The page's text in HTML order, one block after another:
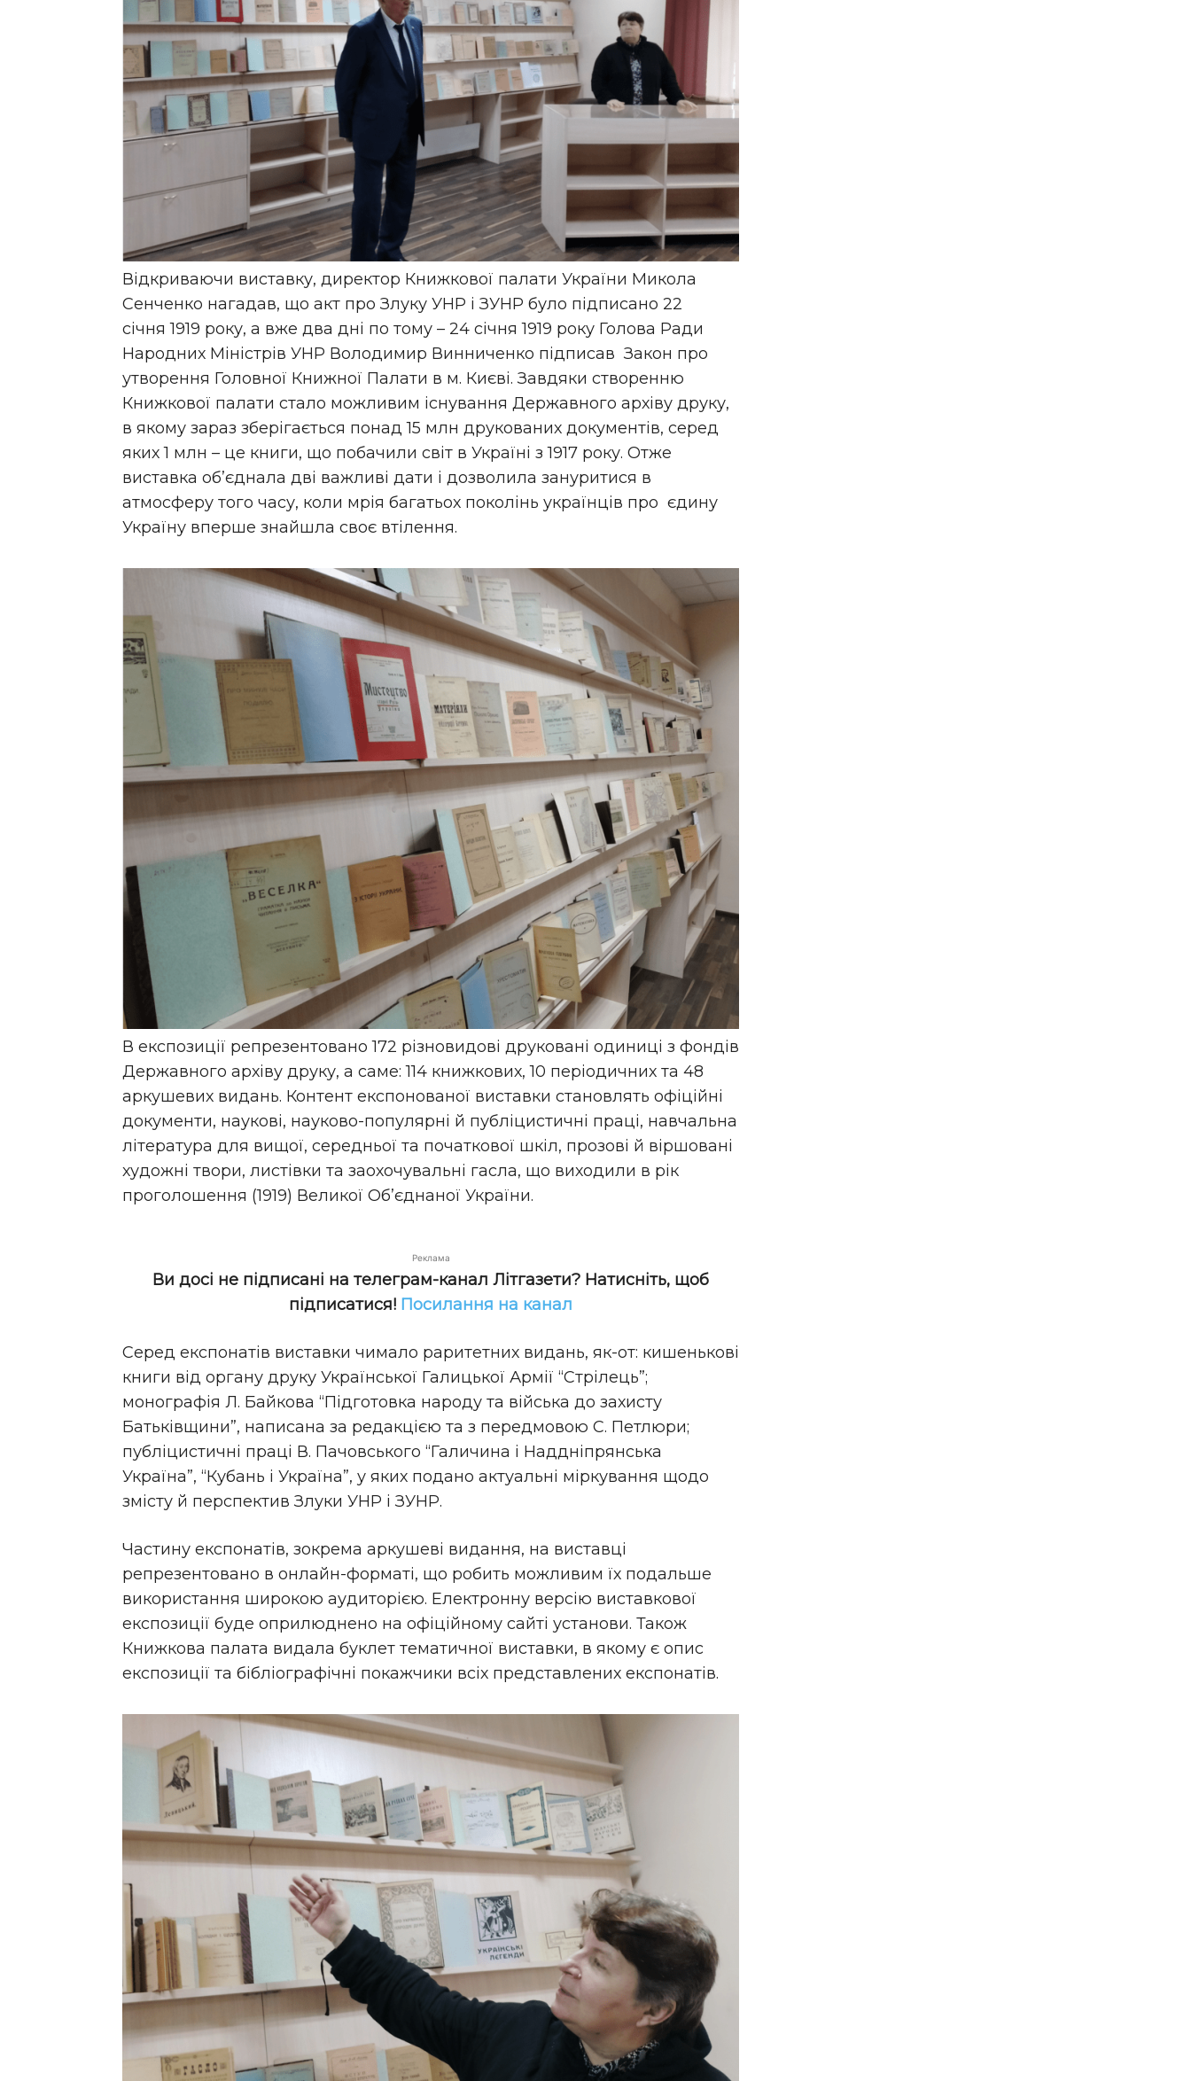
Відкриваючи виставку, директор Книжкової палати України Микола
Сенченко нагадав, що акт про Злуку УНР і ЗУНР було підписано 22
січня 1919 року, а вже два дні по тому – 24 січня 1919 року Голова Ради
Народних Міністрів УНР Володимир Винниченко підписав Закон про
утворення Головної Книжної Палати в м. Києві. Завдяки створенню
Книжкової палати стало можливим існування Державного архіву друку,
в якому зараз зберігається понад 15 млн друкованих документів, серед
яких 1 млн – це книги, що побачили світ в Україні з 1917 року. Отже
виставка об’єднала дві важливі дати і дозволила зануритися в
атмосферу того часу, коли мрія багатьох поколінь українців про єдину
Україну вперше знайшла своє втілення.
В експозиції репрезентовано 172 різновидові друковані одиниці з фондів
Державного архіву друку, а саме: 114 книжкових, 10 періодичних та 48
аркушевих видань. Контент експонованої виставки становлять офіційні
документи, наукові, науково-популярні й публіцистичні праці, навчальна
література для вищої, середньої та початкової шкіл, прозові й віршовані
художні твори, листівки та заохочувальні гасла, що виходили в рік
проголошення (1919) Великої Об’єднаної України.
Реклама
Ви досі не підписані на телеграм-канал Літгазети? Натисніть, щоб
підписатися! Посилання на канал
Серед експонатів виставки чимало раритетних видань, як-от: кишенькові
книги від органу друку Української Галицької Армії “Стрілець”;
монографія Л. Байкова “Підготовка народу та війська до захисту
Батьківщини”, написана за редакцією та з передмовою С. Петлюри;
публіцистичні праці В. Пачовського “Галичина і Наддніпрянська
Україна”, “Кубань і Україна”, у яких подано актуальні міркування щодо
змісту й перспектив Злуки УНР і ЗУНР.
Частину експонатів, зокрема аркушеві видання, на виставці
репрезентовано в онлайн-форматі, що робить можливим їх подальше
використання широкою аудиторією. Електронну версію виставкової
експозиції буде оприлюднено на офіційному сайті установи. Також
Книжкова палата видала буклет тематичної виставки, в якому є опис
експозиції та бібліографічні покажчики всіх представлених експонатів.